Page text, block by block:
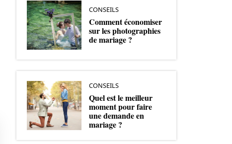
CONSEILS
Comment économiser
sur les photographies
de mariage ?
CONSEILS
Quel est le meilleur
moment pour faire
une demande en
mariage ?